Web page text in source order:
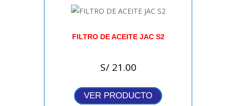
FILTRO DE ACEITE JAC S2
S/21.00
VER PRODUCTO